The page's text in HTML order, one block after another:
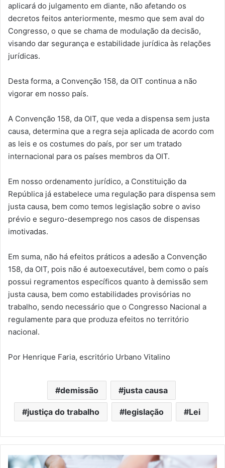
aplicará do julgamento em diante, não afetando os
decretos feitos anteriormente, mesmo que sem aval do
Congresso, o que se chama de modulação da decisão,
visando dar segurança e estabilidade jurídica às relações
jurídicas.
Desta forma, a Convenção 158, da OIT continua a não
vigorar em nosso país.
A Convenção 158, da OIT, que veda a dispensa sem justa
causa, determina que a regra seja aplicada de acordo com
as leis e os costumes do país, por ser um tratado
internacional para os países membros da OIT.
Em nosso ordenamento jurídico, a Constituição da
República já estabelece uma regulação para dispensa sem
justa causa, bem como temos legislação sobre o aviso
prévio e seguro-desemprego nos casos de dispensas
imotivadas.
Em suma, não há efeitos práticos a adesão a Convenção
158, da OIT, pois não é autoexecutável, bem como o país
possui regramentos específicos quanto à demissão sem
justa causa, bem como estabilidades provisórias no
trabalho, sendo necessário que o Congresso Nacional a
regulamente para que produza efeitos no território
nacional.
Por Henrique Faria, escritório Urbano Vitalino
demissão justa causa
justiça do trabalho legislação Lei
SindRio